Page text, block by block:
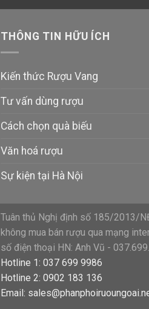
THÔNG TIN HỮU ÍCH
Kiến thức Rượu Vang
Tư vấn dùng rượu
Cách chọn quà biếu
Văn hoá rượu
Sự kiện tại Hà Nội
Tuân thủ Nghị định số 185/2013/
không mua bán rượu qua mạng
số điện thoại HN: Anh Vũ -
Hotline 1: 037 699 9986
Hotline 2: 0902 183 136
Email: